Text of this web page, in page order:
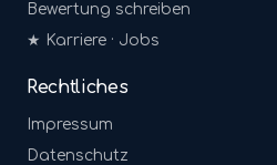
Bewertung schreiben
★ Karriere · Jobs
Rechtliches
Impressum
Datenschutz